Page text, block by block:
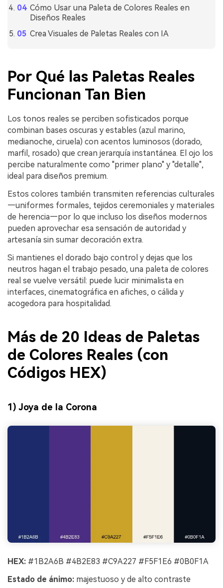
Cómo Usar una Paleta de Colores Reales en
Diseños Reales
Crea Visuales de Paletas Reales con IA
Por Qué las Paletas Reales
Funcionan Tan Bien
Los tonos reales se perciben sofisticados porque
combinan bases oscuras y estables (azul marino,
medianoche, ciruela) con acentos luminosos (dorado,
marfil, rosado) que crean jerarquía instantánea. El ojo los
percibe naturalmente como "primer plano" y "detalle",
ideal para diseños premium.
Estos colores también transmiten referencias culturales
—uniformes formales, tejidos ceremoniales y materiales
de herencia—por lo que incluso los diseños modernos
pueden aprovechar esa sensación de autoridad y
artesanía sin sumar decoración extra.
Si mantienes el dorado bajo control y dejas que los
neutros hagan el trabajo pesado, una paleta de colores
real se vuelve versátil: puede lucir minimalista en
interfaces, cinematográfica en afiches, o cálida y
acogedora para hospitalidad.
Más de 20 Ideas de Paletas
de Colores Reales (con
Códigos HEX)
1) Joya de la Corona
HEX: #1B2A6B #4B2E83 #C9A227 #F5F1E6 #0B0F1A
Estado de ánimo: majestuoso y de alto contraste